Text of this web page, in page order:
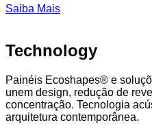
Saiba Mais
Technology
Painéis Ecoshapes® e
unem design, redução de
concentração. Tecnologia
arquitetura contemporânea.